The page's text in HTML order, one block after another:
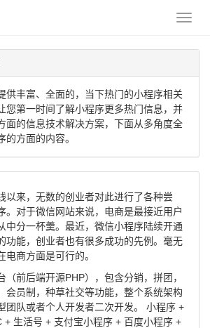
供丰富、全面的，当下热门的小程序相关
您第一时间了解小程序更多热门信息，并
面的信息技术解决方案，下面从多角度全
方面的内容。
以来，无数的创业者对此进行了各种尝
。对于微信网站来说，电商是最接近用户
中分一杯羹。最近，微信小程序陆续开通
功能，创业者也有很多成功的先例。毫无
商方面是可行的。
（前后端开源PHP），包含分销，拼团，
会员制，种草社交等功能，整个系统架构
团队或者个人开发者二次开发。 小程序 +
+ 生活号 + 支付宝小程序 + 百度小程序 +